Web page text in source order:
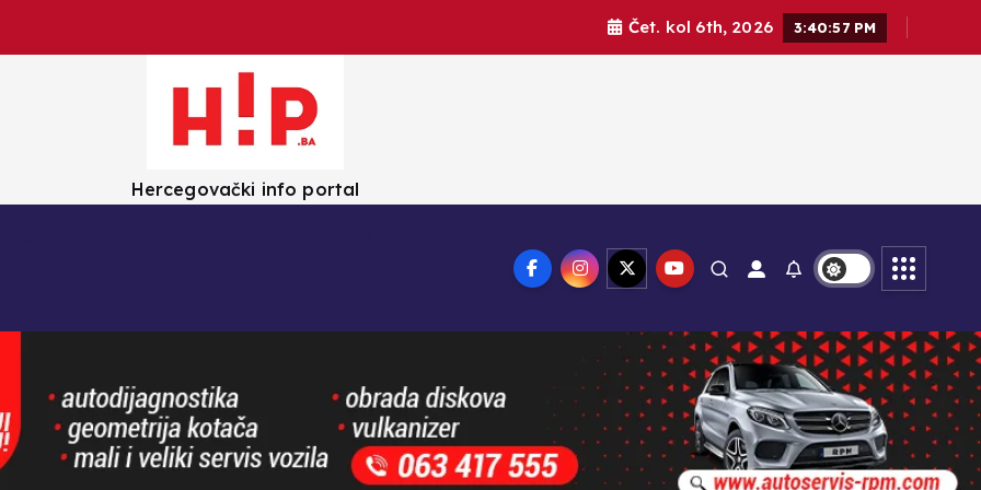
Čet. kol 6th, 2026 3:40:58 PM
Hercegovački info portal